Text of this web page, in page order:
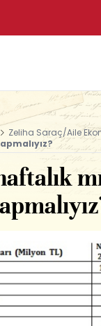
Zeliha Saraç/Aile